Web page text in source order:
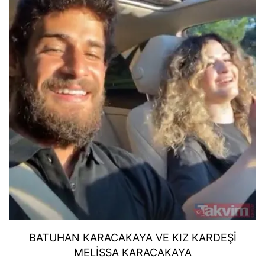
BATUHAN KARACAKAYA VE KIZ KARDEŞİ
MELİSSA KARACAKAYA